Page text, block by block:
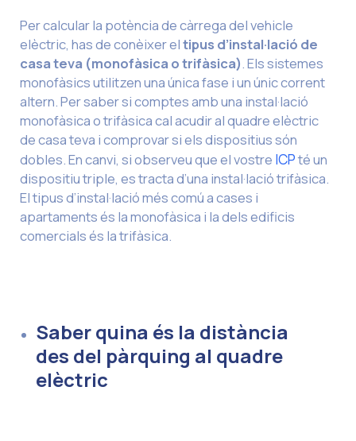
Per calcular la potència de càrrega del vehicle
elèctric, has de conèixer eltipus d’instal·lació de
casa teva (monofàsica o trifàsica). Els sistemes
monofàsics utilitzen una única fase i un únic corrent
altern. Per saber si comptes amb una instal·lació
monofàsica o trifàsica cal acudir al quadre elèctric
de casa teva i comprovar si els dispositius són
dobles. En canvi, si observeu que el vostre ICPté un
dispositiu triple, es tracta d’una instal·lació trifàsica.
El tipus d’instal·lació més comú a cases i
apartaments és la monofàsica i la dels edificis
comercials és la trifàsica.
Saber quina és la distància
des del pàrquing al quadre
elèctric